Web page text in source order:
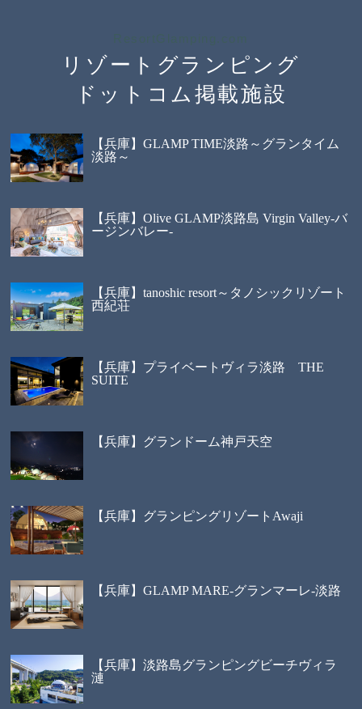
リゾートグランピング
ドットコム掲載施設
【兵庫】GLAMP TIME淡路～グランタイム
淡路～
【兵庫】Olive GLAMP淡路島 Virgin Valley-バ
ージンバレー-
【兵庫】tanoshic resort～タノシックリゾート
西紀荘
【兵庫】プライベートヴィラ淡路 THE
SUITE
【兵庫】グランドーム神戸天空
【兵庫】グランピングリゾートAwaji
【兵庫】GLAMP MARE-グランマーレ-淡路
【兵庫】淡路島グランピングビーチヴィラ
漣